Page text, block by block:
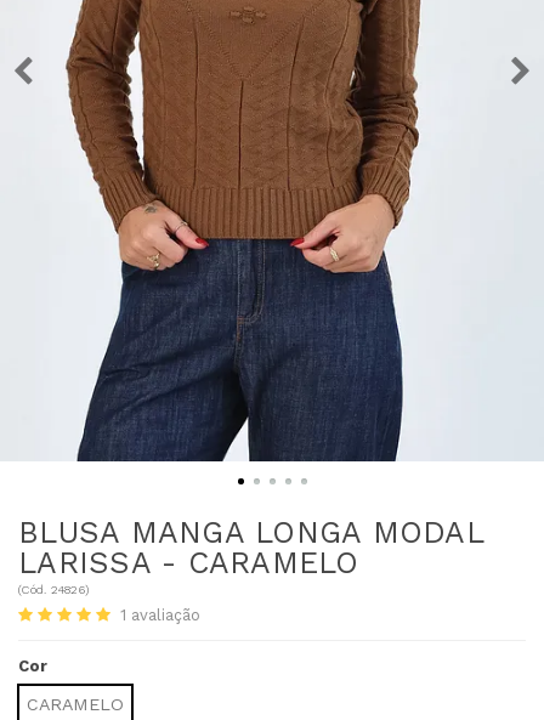
BLUSA MANGA LONGA MODAL
LARISSA - CARAMELO
(Cód. 24826)
1 avaliação
Cor
CARAMELO